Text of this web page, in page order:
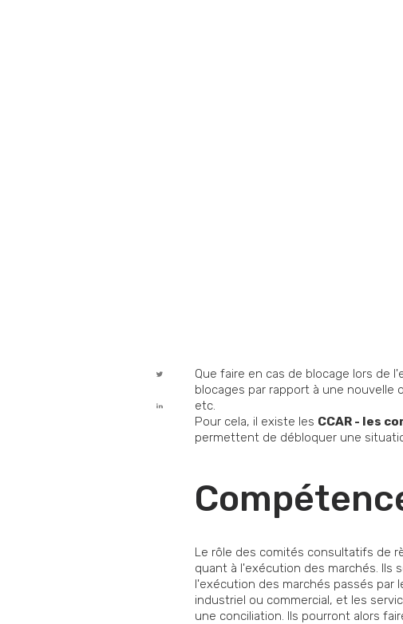
Que faire en cas de blocage lors de
blocages par rapport à une nouvelle
etc.
Pour cela, il existe les CCAR - les
permettent de débloquer une
Le rôle des comités consultatifs de
quant à l'exécution des marchés. Ils
l'exécution des marchés passés par
industriel ou commercial, et les
une conciliation. Ils pourront alors